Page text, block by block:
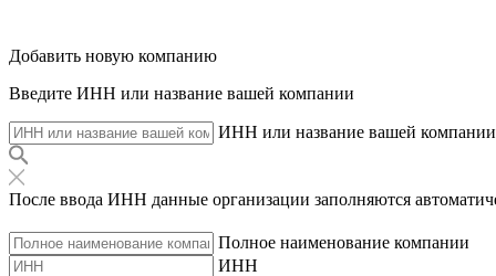
Добавить новую компанию
Введите ИНН или название вашей компании
ИНН или название вашей компании
После ввода ИНН данные организации заполняются
Полное наименование компании
ИНН